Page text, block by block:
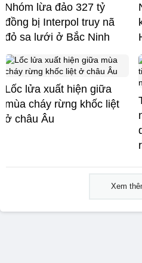
Nhóm lừa đảo 327 tỷ
đồng bị Interpol truy nã
đỏ sa lưới ở Bắc Ninh
Lốc lửa xuất hiện giữa
mùa cháy rừng khốc liệt
ở châu Âu
Xem